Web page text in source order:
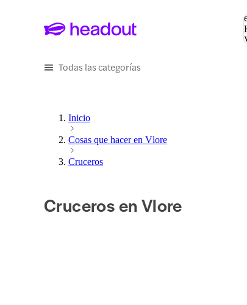
Todas las categorías
Inicio
Cosas que hacer en Vlore
Cruceros
Cruceros en Vlore